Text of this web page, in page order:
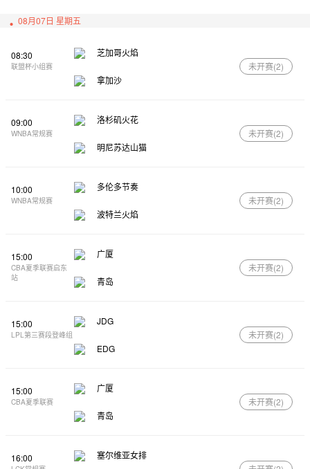
08月07日 星期五
08:30
联盟杯小组赛
芝加哥火焰
拿加沙
未开赛(2)
09:00
WNBA常规赛
洛杉矶火花
明尼苏达山猫
未开赛(2)
10:00
WNBA常规赛
多伦多节奏
波特兰火焰
未开赛(2)
15:00
CBA夏季联赛启东
站
广厦
青岛
未开赛(2)
15:00
LPL第三赛段登峰组
JDG
EDG
未开赛(2)
15:00
CBA夏季联赛
广厦
青岛
未开赛(2)
16:00 塞尔维亚女排